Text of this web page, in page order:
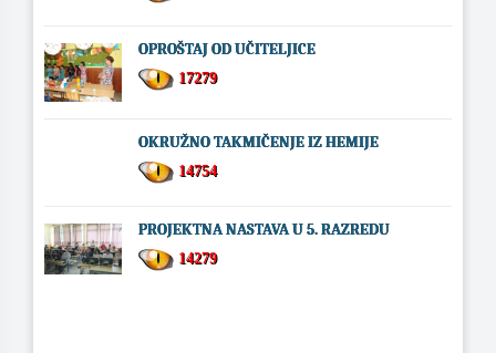
OPROŠTAJ OD UČITELJICE
17279
OKRUŽNO TAKMIČENJE IZ HEMIJE
14754
PROJEKTNA NASTAVA U 5. RAZREDU
14279